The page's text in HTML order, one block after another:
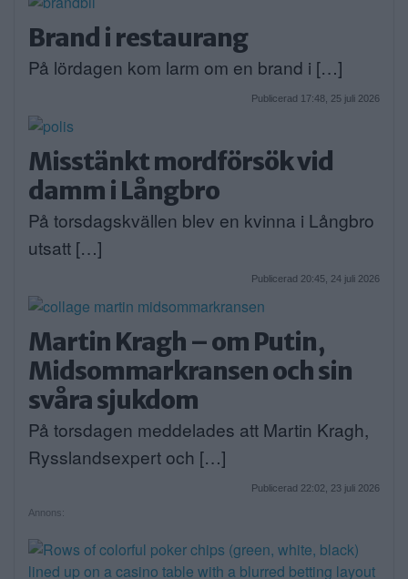
Brand i restaurang
På lördagen kom larm om en brand i […]
Publicerad 17:48, 25 juli 2026
Misstänkt mordförsök vid
damm i Långbro
På torsdagskvällen blev en kvinna i Långbro
utsatt […]
Publicerad 20:45, 24 juli 2026
Martin Kragh – om Putin,
Midsommarkransen och sin
svåra sjukdom
På torsdagen meddelades att Martin Kragh,
Rysslandsexpert och […]
Publicerad 22:02, 23 juli 2026
Annons: